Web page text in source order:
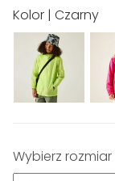
Kolor | Czarny
Wybierz rozmiar